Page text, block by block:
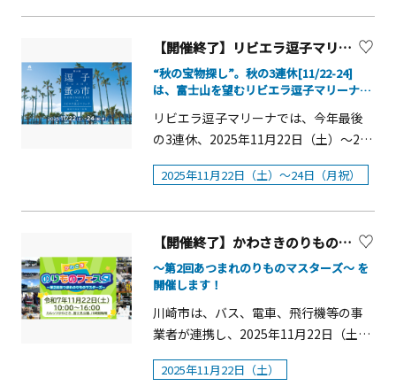
25日（木）15：30、18：30※雨天中止
■場所：太陽の広場ステージ■料金：
無料噴水ショー「ラ・フォンテーヌ」
クリスマス特別バージョン人気の噴水
ショーをクリスマスの特別な演出でお
日（土）～12月25日（木）■時間：
加え20：45も開催■場所：波のプール
■料金：無料 みんなでかざろう！わく
わくツリーラリー☆対象アトラクショ
ンを利用してスタンプを集めると、ク
リスマスアートカードが完成します。
完成したカードはお持ち帰りいただ
き、お好きな場所に飾ってお楽しみい
以下：無料 【村民向け優待券につい
て】村内住民1世帯につき、優待券6枚
住所‧氏名を記載の上、通行券販売所
【招待者向け優待券について】優待券
ご利用の際は、通行券販売所において
通行券と交換してください。
またとない貴重な機会となりますの
みください！▼日時令和７年11月22日
（土曜日）(1)アスリート運動あそび：
14時30分から15時30分まで(2)アスリー
トと食事について考える：16時15分か
ら17時15分まで▼場所湘南国際村めぐ
りの森、湘南国際村センター▼行程・
14時00分 湘南国際村センター仮設駐
際村めぐりの森イベント広場・16時15
分～17時15分 アスリートと食事につ
いて考える＠湘南国際村センター内展
示室・17時30分 解散▼参加費無料▼
定員20組（事前のお申込みが必要で
行います。▼申込期間10月7日（火曜
式を行います。また、同時開催イベン
トとして、厚木市制70周年記念第1回神
2025を実施いたします。※掲載画像
【開催終了】リビエラ逗子マリーナ「逗子蚤の市」
“秋の宝物探し”。秋の3連休[11/22-24]
は、富士山を望むリビエラ逗子マリーナ
インテリア、家具
リビエラ逗子マリーナでは、今年最後
の3連休、2025年11月22日（土）～24
日（祝・月）の3日間、「第2回 逗子蚤
の市」が開催されます。 『逗子蚤の市
たる秋空と海風、ヤシ並木に囲まれた
リゾートを舞台に、自分だけの&ldquo;
宝物&rdquo;を探す蚤の市。和食器や陶
器、花器、フラワー雑貨、インテリア
小物、アート作品、家具など、暮らし
す。「海辺で出会う宝物」をテーマ
2025年11月22日（土）～24日（月祝）
【開催終了】かわさきのりものフェスタ【川崎市】
～第2回あつまれのりものマスターズ～ を
開催します！
川崎市は、バス、電車、飛行機等の事
業者が連携し、2025年11月22日（土）
に。最新技術が詰まった自動運転バス
の展示など、大人から子どもまで乗り
2025年11月22日（土）